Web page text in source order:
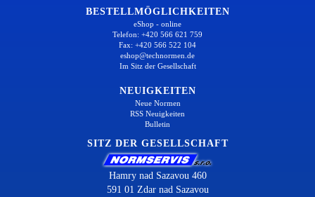
BESTELLMÖGLICHKEITEN
eShop - online
Telefon: +420 566 621 759
Fax: +420 566 522 104
eshop@technormen.de
Im Sitz der Gesellschaft
NEUIGKEITEN
Neue Normen
RSS Neuigkeiten
Bulletin
SITZ DER GESELLSCHAFT
Hamry nad Sazavou 460
591 01 Zdar nad Sazavou